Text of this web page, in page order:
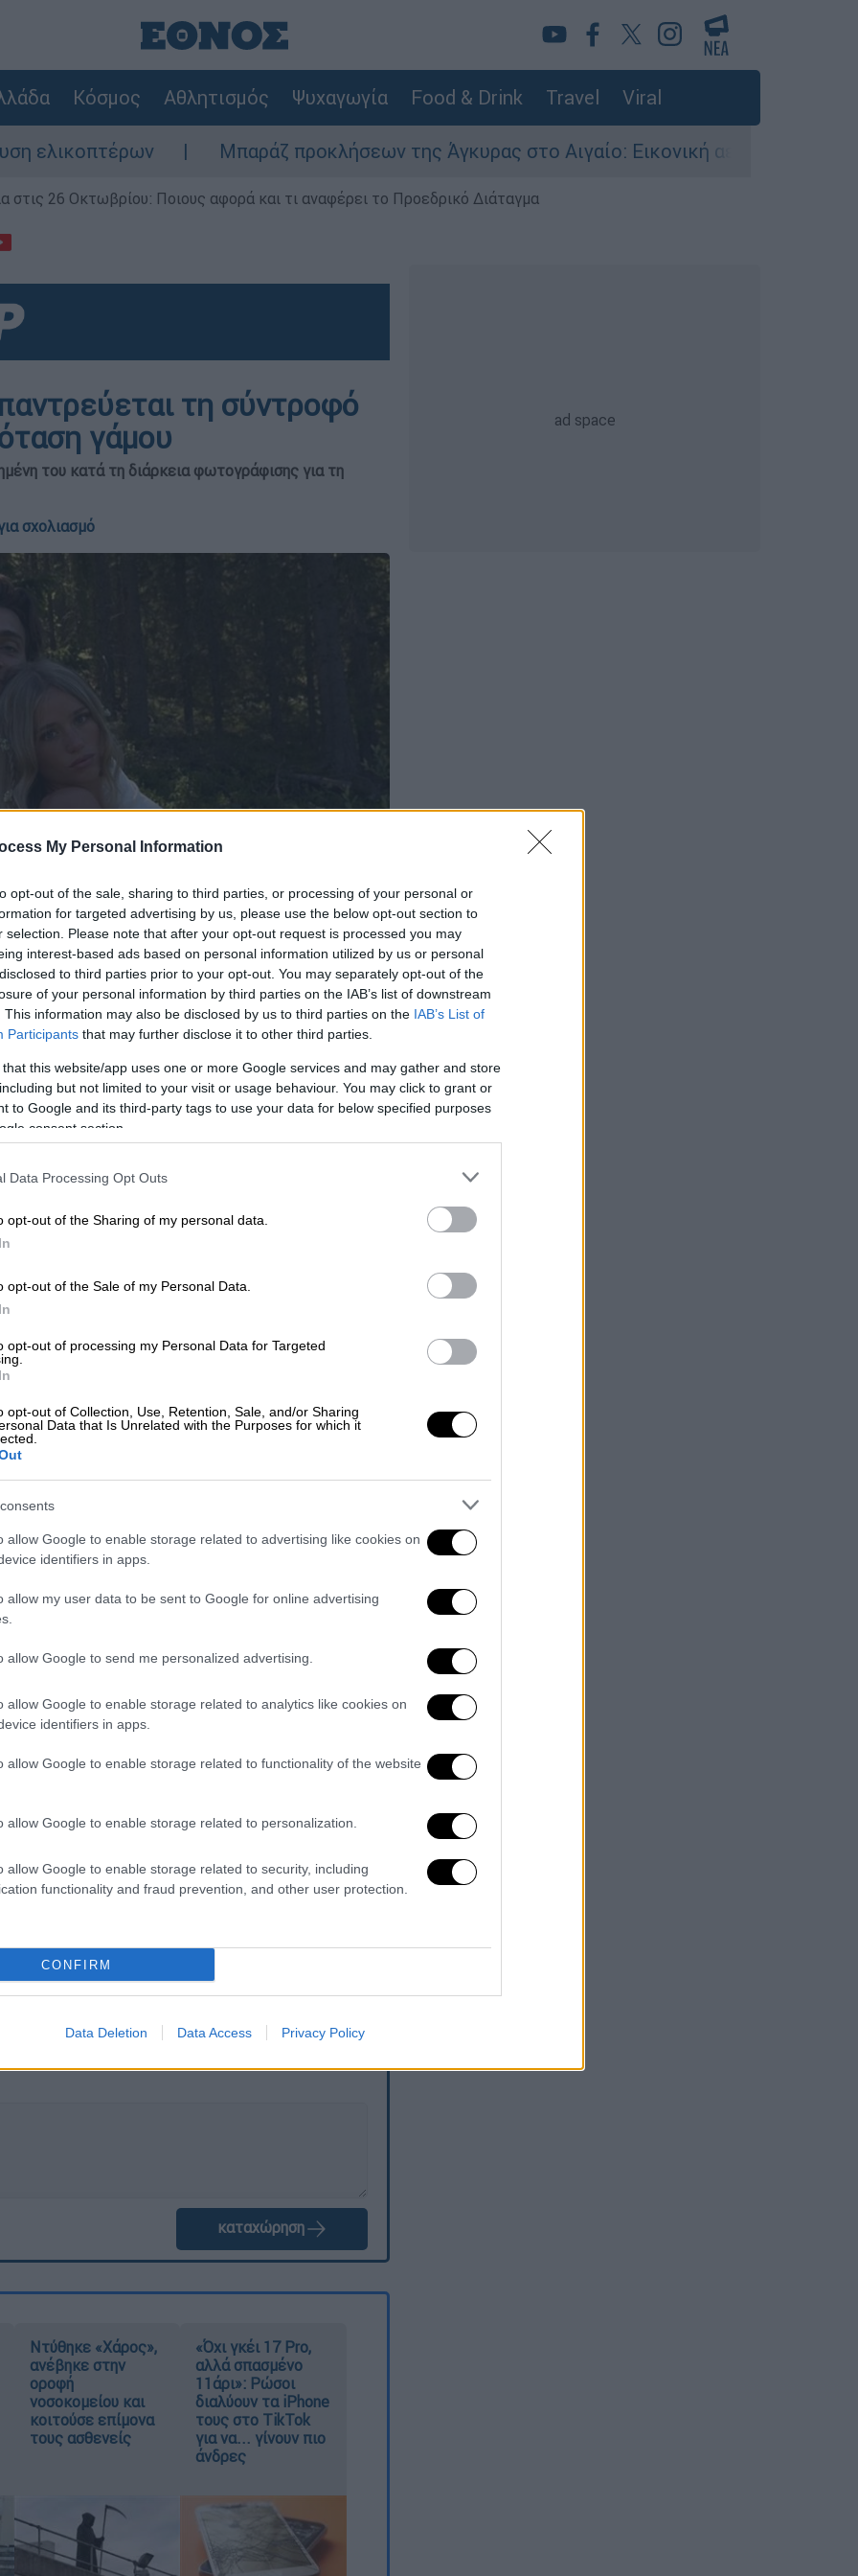
My Personal Information
opt-out of the sale, sharing to third parties, or processing of your personal or
for targeted advertising by us, please use the below opt-out section to
selection. Please note that after your opt-out request is processed you may
interest-based ads based on personal information utilized by us or personal
to third parties prior to your opt-out. You may separately opt-out of the
of your personal information by third parties on the IAB’s list of downstream
This information may also be disclosed by us to third parties on the IAB’s List of
Participants that may further disclose it to other third parties.
that this website/app uses one or more Google services and may gather and store
but not limited to your visit or usage behaviour. You may click to grant or
to Google and its third-party tags to use your data for below specified purposes
consent section.
Data Processing Opt Outs
opt-out of the Sharing of my personal data.
opt-out of the Sale of my Personal Data.
opt-out of processing my Personal Data for Targeted
opt-out of Collection, Use, Retention, Sale, and/or Sharing
Data that Is Unrelated with the Purposes for which it
allow Google to enable storage related to advertising like cookies on
identifiers in apps.
allow my user data to be sent to Google for online advertising
allow Google to send me personalized advertising.
allow Google to enable storage related to analytics like cookies on
identifiers in apps.
allow Google to enable storage related to functionality of the website
allow Google to enable storage related to personalization.
allow Google to enable storage related to security, including
functionality and fraud prevention, and other user protection.
CONFIRM
Data Deletion Data Access Privacy Policy
Κόσμος Αθλητισμός Ψυχαγωγία Food & Drink Travel Viral
Μπαράζ προκλήσεων της Άγκυρας στο Αιγαίο: Εικονική αερομαχία ανάμεσα σε
στις 26 Οκτωβρίου: Ποιους αφορά και τι αναφέρει το Προεδρικό Διάταγμα
τη σύντροφό
γάμου
του κατά τη διάρκεια φωτογράφισης για τη
σχολιασμό
_duplantis/instagram
το ΕΘΝΟΣ στη Google
Ινγκλάντερ
τη διάρκειαφωτογράφισης
το μοντέλο πίστεψε πως δοκιμάζει
ένα
Ολυμπιακούς Αγώνες.Μπορώ να πω με
στη ζωή μου. Είχα μερικές ατάκες
μου. Πάγωσα εντελώς”», παραδέχθηκε
ΕΘΝΟΣ θα παρεμβαίνει και τα προσβλητικά σχόλια θα
καταχώρηση
Ντύθηκε «Χάρος»,
ανέβηκε στην
οροφή
νοσοκομείου και
κοιτούσε επίμονα
τους ασθενείς
«Όχι γκέι 17 Pro,
αλλά σπασμένο
11άρι»: Ρώσοι
διαλύουν τα iPhone
τους στο TikTok
για να... γίνουν πιο
άνδρες